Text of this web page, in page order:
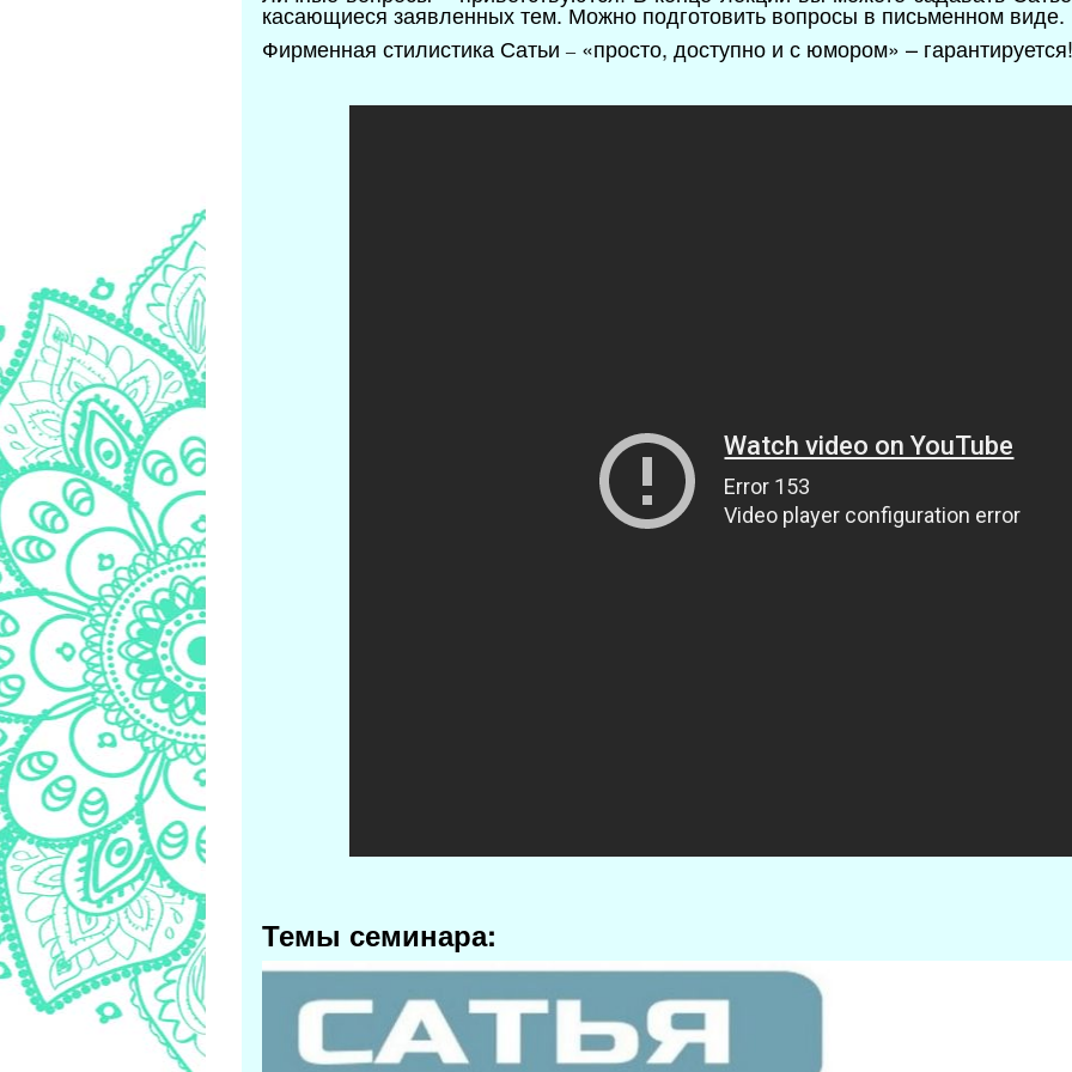
касающиеся заявленных тем. Можно подготовить вопросы в письменном виде.
Фирменная стилистика Сатьи – «просто, доступно и с юмором» – гарантируется!
Темы семинара: